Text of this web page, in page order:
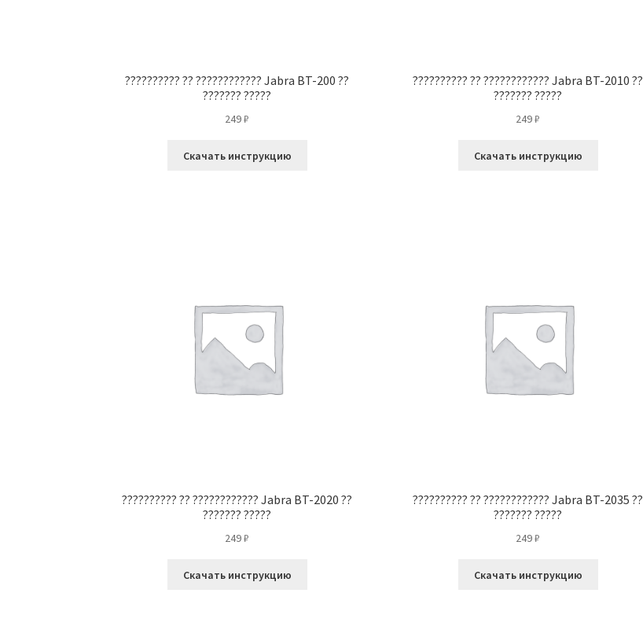
?????????? ?? ???????????? Jabra BT-200 ??
??????? ?????
249₽
Скачать инструкцию
?????????? ?? ???????????? Jabra BT-2010 ??
??????? ?????
249₽
Скачать инструкцию
?????????? ?? ???????????? Jabra BT-2020 ??
??????? ?????
249₽
Скачать инструкцию
?????????? ?? ???????????? Jabra BT-2035 ??
??????? ?????
249₽
Скачать инструкцию